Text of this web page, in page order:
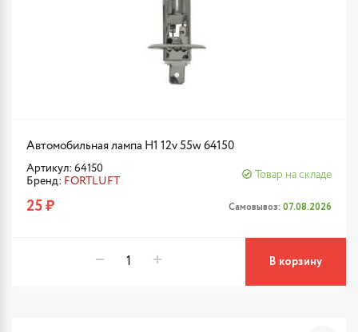
Автомобильная лампа H1 12v 55w 64150
Артикул: 64150
Бренд: FORTLUFT
Товар на складе
25 ₽ Самовывоз: 07.08.2026
В корзину